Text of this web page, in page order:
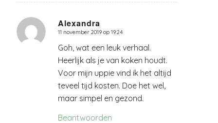
Alexandra
zegt:
11 november 2019 op 19:24
Goh, wat een leuk verhaal.
Heerlijk als je van koken houdt.
Voor mijn uppie vind ik het altijd
teveel tijd kosten. Doe het wel,
maar simpel en gezond.
Beantwoorden